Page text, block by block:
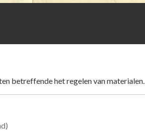
betreffende het regelen van materialen.